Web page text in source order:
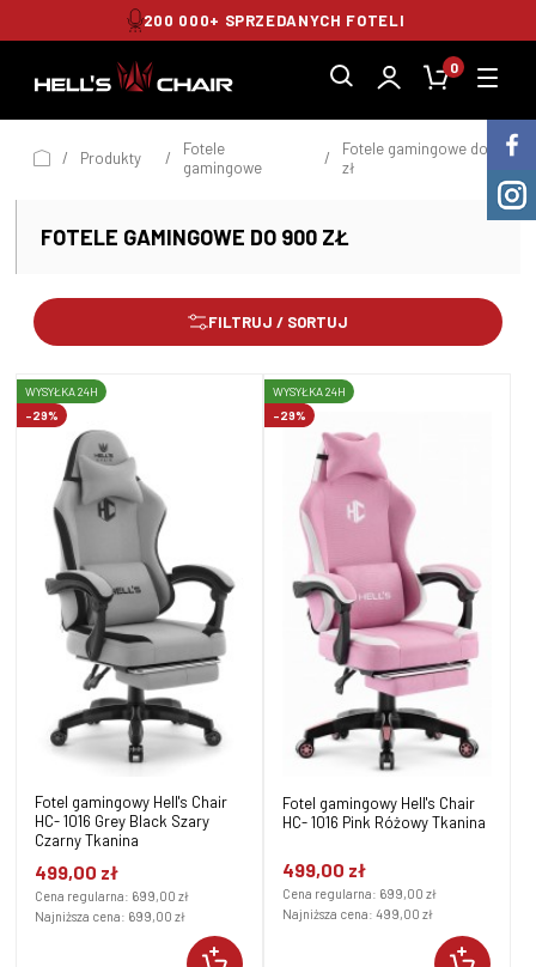
BEZPIECZNE I SZYBKIE TRANSAKCJE
0
/ Produkty /
Fotele
gamingowe
/
Fotele gamingowe do 900
zł
FOTELE GAMINGOWE DO 900 ZŁ
FILTRUJ / SORTUJ
Fotel gamingowy Hell's Chair
HC- 1016 Grey Black Szary
Czarny Tkanina
499,00 zł
Cena regularna: 699,00 zł
Najniższa cena: 699,00 zł
-29%
WYSYŁKA 24H
Fotel gamingowy Hell's Chair
HC- 1016 Pink Różowy Tkanina
499,00 zł
Cena regularna: 699,00 zł
Najniższa cena: 499,00 zł
-29%
WYSYŁKA 24H